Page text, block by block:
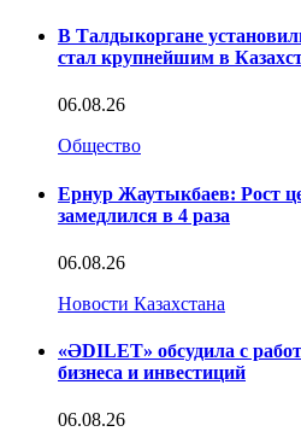
В Талдыкоргане
стал крупнейшим в
06.08.26
Общество
Ернур Жаутыкбаев: Рост
замедлился в 4 раза
06.08.26
Новости Казахстана
«ӘDILET» обсудила с
бизнеса и инвестиций
06.08.26